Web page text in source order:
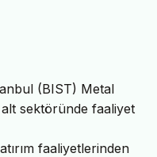
(BIST) Metal
sektöründe faaliyet
faaliyetlerinden